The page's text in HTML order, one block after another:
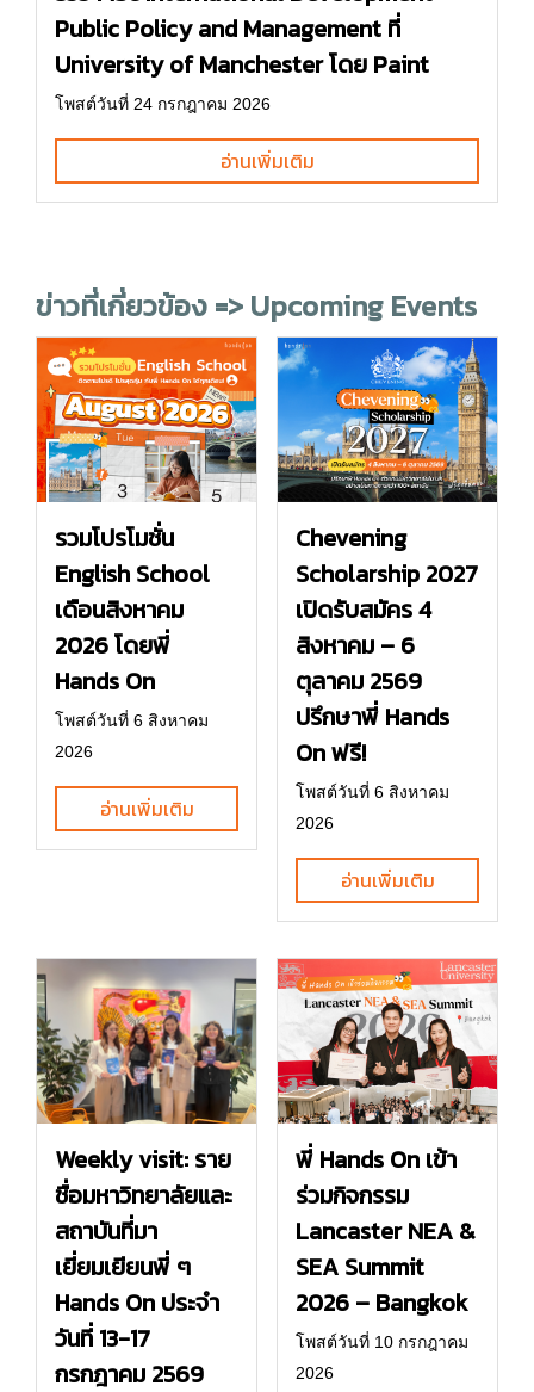
Public Policy and Management ที่
University of Manchester โดย Paint
โพสต์วันที่ 24 กรกฎาคม 2026
อ่านเพิ่มเติม
ข่าวที่เกี่ยวข้อง => Upcoming Events
รวมโปรโมชั่น
English School
เดือนสิงหาคม
2026 โดยพี่
Hands On
โพสต์วันที่ 6 สิงหาคม
2026
อ่านเพิ่มเติม
Chevening
Scholarship 2027
เปิดรับสมัคร 4
สิงหาคม – 6
ตุลาคม 2569
ปรึกษาพี่ Hands
On ฟรี!
โพสต์วันที่ 6 สิงหาคม
2026
อ่านเพิ่มเติม
Weekly visit: ราย
ชื่อมหาวิทยาลัยและ
สถาบันที่มา
เยี่ยมเยียนพี่ ๆ
Hands On ประจำ
วันที่ 13-17
กรกฎาคม 2569
พี่ Hands On เข้า
ร่วมกิจกรรม
Lancaster NEA &
SEA Summit
2026 – Bangkok
โพสต์วันที่ 10 กรกฎาคม
2026